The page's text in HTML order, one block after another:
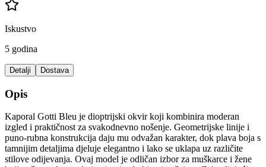
Iskustvo
5 godina
Detalji Dostava
Opis
Kaporal Gotti Bleu je dioptrijski okvir koji kombinira moderan
izgled i praktičnost za svakodnevno nošenje. Geometrijske linije i
puno-rubna konstrukcija daju mu odvažan karakter, dok plava boja s
tamnijim detaljima djeluje elegantno i lako se uklapa uz različite
stilove odijevanja. Ovaj model je odličan izbor za muškarce i žene